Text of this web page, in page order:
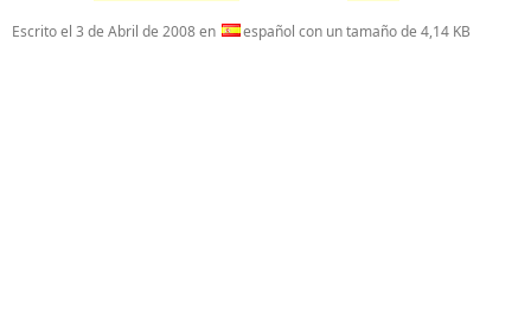
Escrito el 3 de Abril de 2008en español con un tamaño de 4,14 KB